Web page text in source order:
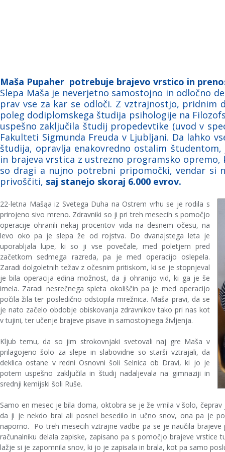
Maša Pupaher potrebuje brajevo vrstico in
Slepa Maša je neverjetno samostojno in odločno
prav vse za kar se odloči. Z vztrajnostjo, pridnim
poleg dodiplomskega študija psihologije na
uspešno zaključila študij propedevtike (uvod v
Fakulteti Sigmunda Freuda v Ljubljani. Da lahko
študija, opravlja enakovredno ostalim
in brajeva vrstica z ustrezno programsko
so dragi a nujno potrebni pripomočki, vendar si
privoščiti, saj stanejo skoraj 6.000 evrov.
22-letna Mašąa iz Svetega Duha na Ostrem vrhu se je rodila s
prirojeno sivo mreno. Zdravniki so ji pri treh mesecih s pomočjo
operacije ohranili nekaj procentov vida na desnem očesu, na
levo oko pa je slepa že od rojstva. Do dvanajstega leta je
uporabljala lupe, ki so ji vse povečale, med poletjem pred
začetkom sedmega razreda, pa je med operacijo oslepela.
Zaradi dolgoletnih težav z očesnim pritiskom, ki se je stopnjeval
je bila operacija edina možnost, da ji ohranijo vid, ki ga je še
imela. Zaradi nesrečnega spleta okoliščin pa je med operacijo
počila žila ter posledično odstopila mrežnica. Maša pravi, da se
je nato začelo obdobje obiskovanja zdravnikov tako pri nas kot
v tujini, ter učenje brajeve pisave in samostojnega življenja.
Kljub temu, da so jim strokovnjaki svetovali naj gre Maša v
prilagojeno šolo za slepe in slabovidne so starši vztrajali, da
deklica ostane v redni Osnovni šoli Selnica ob Dravi, ki jo je
potem uspešno zaključila in študij nadaljevala na gimnaziji in
srednji kemijski šoli Ruše.
Samo en mesec je bila doma, oktobra se je že vrnila v šolo,
da ji je nekdo bral ali posnel besedilo in učno snov, ona pa je
naporno. Po treh mesecih vztrajne vadbe pa se je naučila
računalniku delala zapiske, zapisano pa s pomočjo brajeve vrstice
lažje si je zapomnila snov, ki jo je zapisala in brala, kot pa samo